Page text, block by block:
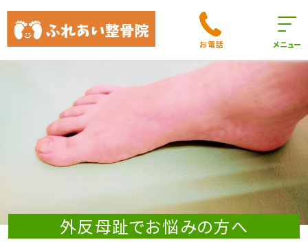
お電話 メニュー
外反母趾でお悩みの方へ